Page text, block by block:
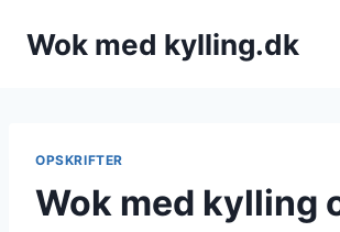
Wok med kylling.dk
OPSKRIFTER
Wok med kylling